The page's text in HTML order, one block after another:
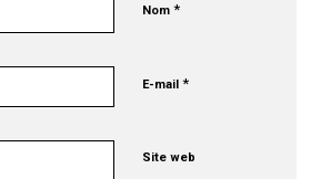
Nom*
E-mail*
Site web